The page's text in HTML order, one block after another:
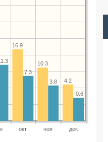
окт ноя дек
4.2
10.3
16.9
-0.6
3.8
7.3